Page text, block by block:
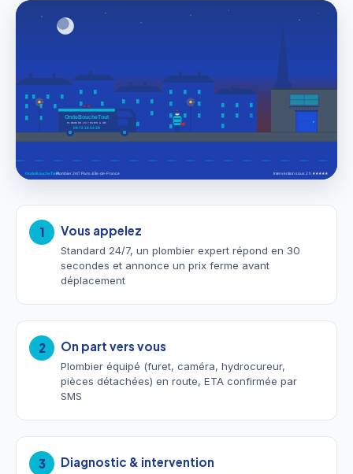
1 Vous appelez
Standard 24/7, un plombier expert répond en 30
secondes et annonce un prix ferme avant
déplacement
2 On part vers vous
Plombier équipé (furet, caméra, hydrocureur,
pièces détachées) en route, ETA confirmée par
SMS
3 Diagnostic & intervention